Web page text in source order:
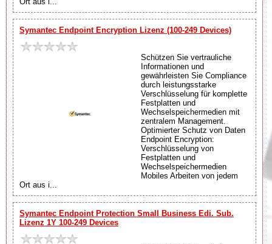
Symantec Endpoint Encryption Lizenz (100-249 Devices)
Schützen Sie vertrauliche
Informationen und
gewährleisten Sie Compliance
durch leistungsstarke
Verschlüsselung für komplette
Festplatten und
Wechselspeichermedien mit
zentralem Management.
Optimierter Schutz von Daten
Endpoint Encryption:
Verschlüsselung von
Festplatten und
Wechselspeichermedien
Mobiles Arbeiten von jedem
Ort aus i...
Symantec Endpoint Protection Small Business Edi. Sub.
Lizenz 1Y 100-249 Devices